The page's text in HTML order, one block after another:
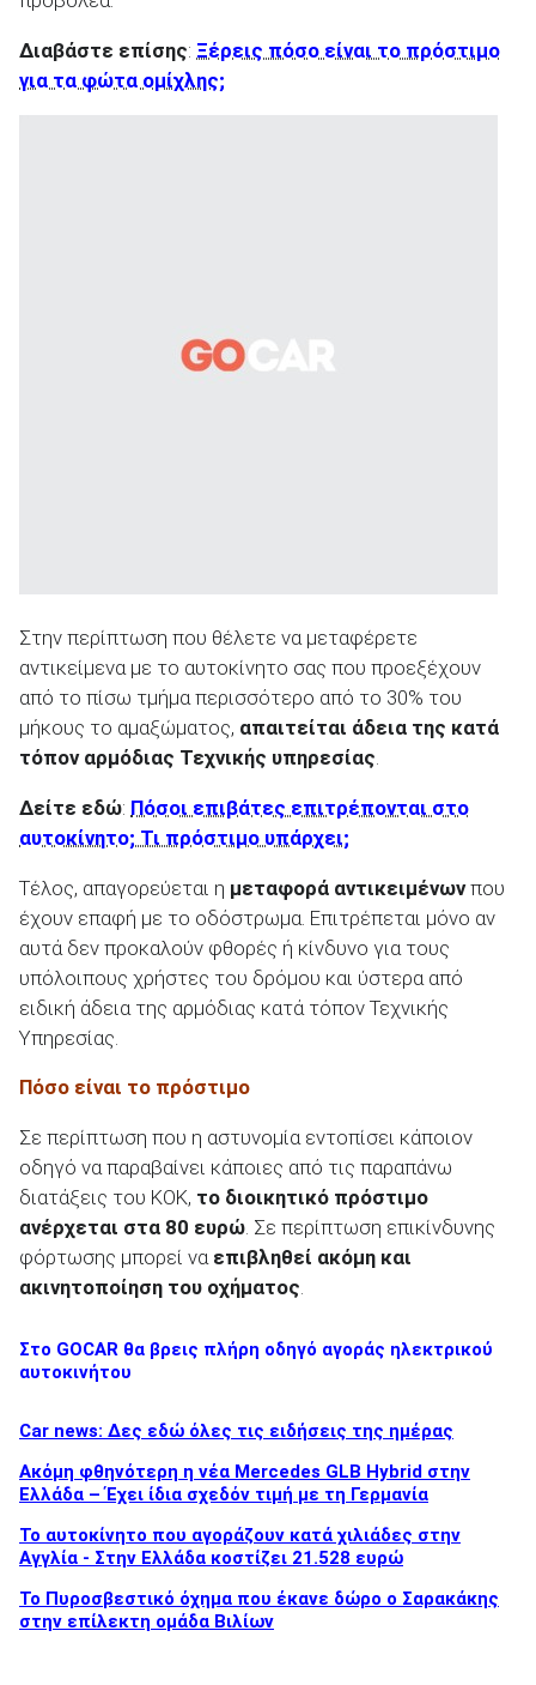
Διαβάστε επίσης: Ξέρεις πόσο είναι το πρόστιμο
για τα φώτα ομίχλης;
Στην περίπτωση που θέλετε να μεταφέρετε
αντικείμενα με το αυτοκίνητο σας που προεξέχουν
από το πίσω τμήμα περισσότερο από το 30% του
μήκους το αμαξώματος, απαιτείται άδεια της κατά
τόπον αρμόδιας Τεχνικής υπηρεσίας.
Δείτε εδώ: Πόσοι επιβάτες επιτρέπονται στο
αυτοκίνητο; Τι πρόστιμο υπάρχει;
Τέλος, απαγορεύεται η μεταφορά αντικειμένωνπου
έχουν επαφή με το οδόστρωμα. Επιτρέπεται μόνο αν
αυτά δεν προκαλούν φθορές ή κίνδυνο για τους
υπόλοιπους χρήστες του δρόμου και ύστερα από
ειδική άδεια της αρμόδιας κατά τόπον Τεχνικής
Υπηρεσίας.
Πόσο είναι το πρόστιμο
Σε περίπτωση που η αστυνομία εντοπίσει κάποιον
οδηγό να παραβαίνει κάποιες από τις παραπάνω
διατάξεις του ΚΟΚ, το διοικητικό πρόστιμο
ανέρχεται στα 80 ευρώ. Σε περίπτωση επικίνδυνης
φόρτωσης μπορεί να επιβληθεί ακόμη και
ακινητοποίηση του οχήματος.
Στο GOCAR θα βρεις πλήρη οδηγό αγοράς ηλεκτρικού
αυτοκινήτου
Car news: Δες εδώ όλες τις ειδήσεις της ημέρας
Ακόμη φθηνότερη η νέα Mercedes GLB Hybrid στην
Ελλάδα – Έχει ίδια σχεδόν τιμή με τη Γερμανία
To αυτοκίνητο που αγοράζουν κατά χιλιάδες στην
Αγγλία - Στην Ελλάδα κοστίζει 21.528 ευρώ
Το Πυροσβεστικό όχημα που έκανε δώρο ο Σαρακάκης
στην επίλεκτη ομάδα Βιλίων